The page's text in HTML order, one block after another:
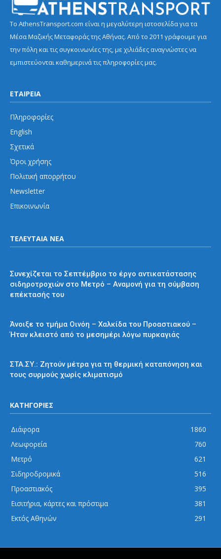
Το AthensTransport.com είναι η μεγαλύτερη ιστοσελίδα για τα
Μέσα Μαζικής Μεταφοράς της Αθήνας. Από το 2011 γράφουμε για
την πόλη και τις συγκοινωνίες της, με χιλιάδες αναγνώστες να
εμπιστεύονται καθημερινά τις πληροφορίες μας.
ΕΤΑΙΡΕΙΑ
Πληροφορίες
English
Σχετικά
Όροι χρήσης
Πολιτική απορρήτου
Newsletter
Επικοινωνία
ΤΕΛΕΥΤΑΙΑ ΝΕΑ
Συνεχίζεται το Σεπτέμβριο το έργο αντικατάστασης
σιδηροτροχιών στο Μετρό – Αναμονή για τη σύμβαση
επέκτασής του
Άνοιξε το τμήμα Οινόη – Χαλκίδα του Προαστιακού –
Ήταν κλειστό από το μεσημέρι λόγω πυρκαγιάς
ΣΤΑ.ΣΥ.: Ζητούν μέτρα για τη θερμική καταπόνηση και
τους συρμούς χωρίς κλιματισμό
ΚΑΤΗΓΟΡΙΕΣ
Διάφορα
1860
Λεωφορεία
760
Μετρό
621
Σιδηροδρομικά
516
Προαστιακός
395
Εισιτήρια, κάρτες και πρόστιμα
381
Εκτός Αθηνών
291